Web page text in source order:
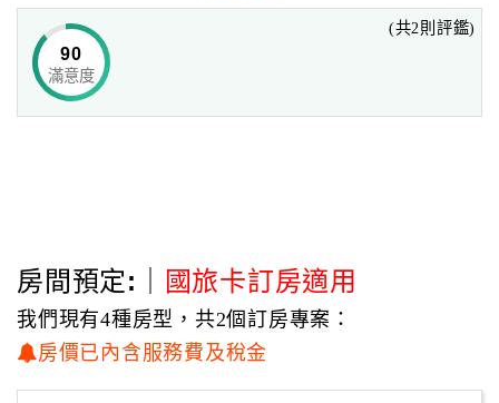
浴室內皆有浴缸及免治馬桶溫便座，讓您連上廁所都備感舒
適。
四人房減少床鋪與地板落差，旅客可放心地讓小朋友在裡頭
盡情嬉戲，
牆壁上粉刷著鮮明色彩，大膽的配色讓房間充滿活潑氣息，
田妍山色－大人小孩都會愛上的民宿，我們在宜蘭礁溪等您
來入住！
90
滿意度
(共2則評鑑)
房間預定:｜ 國旅卡訂房適用
我們現有4種房型，共2個訂房專案：
房價已內含服務費及稅金